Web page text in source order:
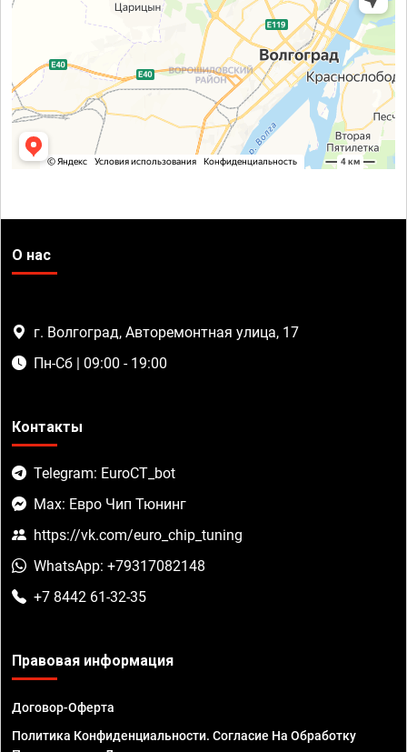
О нас
г. Волгоград, Авторемонтная улица, 17
Пн-Сб | 09:00 - 19:00
Контакты
Telegram: EuroCT_bot
Max: Евро Чип Тюнинг
https://vk.com/euro_chip_tuning
WhatsApp: +79317082148
+7 8442 61-32-35
Правовая информация
Договор-Оферта
Политика Конфиденциальности. Согласие На Обработку